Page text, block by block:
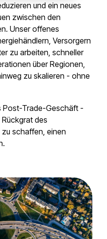
und ein neues
zwischen den
Unser offenes
Versorgern
zu arbeiten, schneller
über Regionen,
zu skalieren - ohne
Post-Trade-Geschäft -
des
schaffen, einen